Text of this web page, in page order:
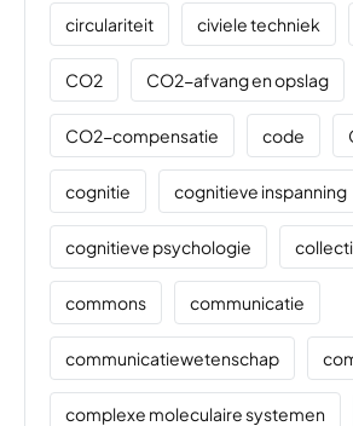
circulariteit civiele techniek
CO2 CO2-afvang en opslag
CO2-compensatie code
cognitie cognitieve inspanning
cognitieve psychologie
commons communicatie
communicatiewetenschap
complexe moleculaire systemen